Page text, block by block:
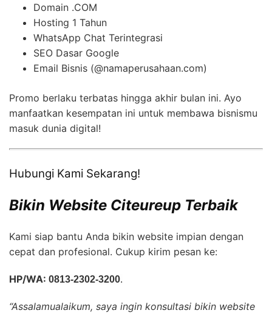
Domain .COM
Hosting 1 Tahun
WhatsApp Chat Terintegrasi
SEO Dasar Google
Email Bisnis (@namaperusahaan.com)
Promo berlaku terbatas hingga akhir bulan ini. Ayo
manfaatkan kesempatan ini untuk membawa bisnismu
masuk dunia digital!
Hubungi Kami Sekarang!
Bikin Website Citeureup Terbaik
Kami siap bantu Anda bikin website impian dengan
cepat dan profesional. Cukup kirim pesan ke:
HP/WA: 0813-2302-3200.
“Assalamualaikum, saya ingin konsultasi bikin website